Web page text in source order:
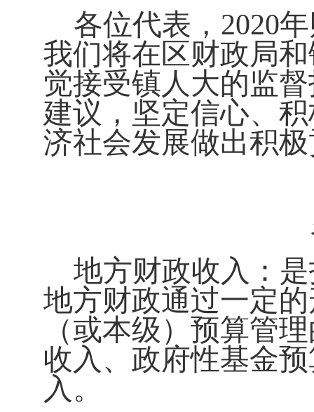
各位代表，2020
我们将在区财政局
觉接受镇人大的监
建议，坚定信心、
济社会发展做出积
地方财政收入：
地方财政通过一定
（或本级）预算管
收入、政府性基金
入。